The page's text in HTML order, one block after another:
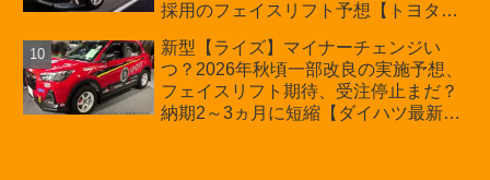
採用のフェイスリフト予想【トヨタ最
費税込価格559万9000円から
新型【ライズ】マイナーチェンジい
つ？2026年秋頃一部改良の実施予想、
フェイスリフト期待、受注停止まだ？
納期2～3ヵ月に短縮【ダイハツ最新情